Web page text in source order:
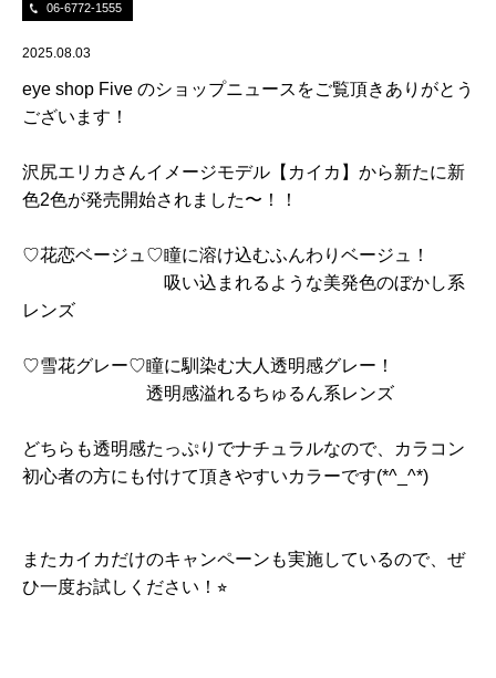
06-6772-1555
2025.08.03
eye shop Five のショップニュースをご覧頂きありがとう
ございます！
沢尻エリカさんイメージモデル【カイカ】から新たに新
色2色が発売開始されました〜！！
♡花恋ベージュ♡瞳に溶け込むふんわりベージュ！
吸い込まれるような美発色のぼかし系
レンズ
♡雪花グレー♡瞳に馴染む大人透明感グレー！
透明感溢れるちゅるん系レンズ
どちらも透明感たっぷりでナチュラルなので、カラコン
初心者の方にも付けて頂きやすいカラーです(*^_^*)
またカイカだけのキャンペーンも実施しているので、ぜ
ひ一度お試しください！⭐︎